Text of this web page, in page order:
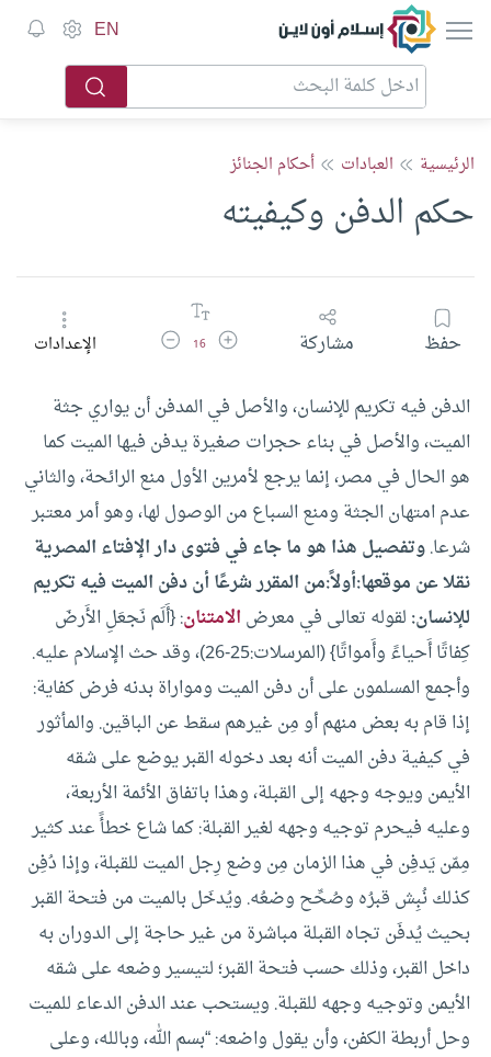
إسلام أون لاين EN
الرئيسية العبادات أحكام الجنائز
حكم الدفن وكيفيته
حفظ مشاركة زيادة حجم الخط
16 تقليل حجم الخطالإعدادات
الدفن فيه تكريم للإنسان، والأصل في المدفن أن يواري جثة
الميت، والأصل في بناء حجرات صغيرة يدفن فيها الميت كما
هو الحال في مصر، إنما يرجع لأمرين الأول منع الرائحة، والثاني
عدم امتهان الجثة ومنع السباع من الوصول لها، وهو أمر معتبر
شرعا.وتفصيل هذا هو ما جاء في فتوى دار الإفتاء المصرية
نقلا عن موقعها:أولاً:من المقرر شرعًا أن دفن الميت فيه تكريم
للإنسان: لقوله تعالى في معرض الامتنان: {أَلَم نَجعَلِ الأَرضَ
كِفاتًا أَحياءً وأَمواتًا} (المرسلات:25-26)، وقد حث الإسلام عليه.
وأجمع المسلمون على أن دفن الميت ومواراة بدنه فرض كفاية:
إذا قام به بعض منهم أو مِن غيرهم سقط عن الباقين. والمأثور
في كيفية دفن الميت أنه بعد دخوله القبر يوضع على شقه
الأيمن ويوجه وجهه إلى القبلة، وهذا باتفاق الأئمة الأربعة،
وعليه فيحرم توجيه وجهه لغير القبلة: كما شاع خطأً عند كثير
مِمّن يَدفِن في هذا الزمان مِن وضع رِجل الميت للقبلة، وإذا دُفِن
كذلك نُبِش قبرُه وصُحِّح وضعُه. ويُدخَل بالميت من فتحة القبر
بحيث يُدفَن تجاه القبلة مباشرة من غير حاجة إلى الدوران به
داخل القبر، وذلك حسب فتحة القبر؛ لتيسير وضعه على شقه
الأيمن وتوجيه وجهه للقبلة. ويستحب عند الدفن الدعاء للميت
وحل أربطة الكفن، وأن يقول واضعه: “بسم الله، وبالله، وعلى